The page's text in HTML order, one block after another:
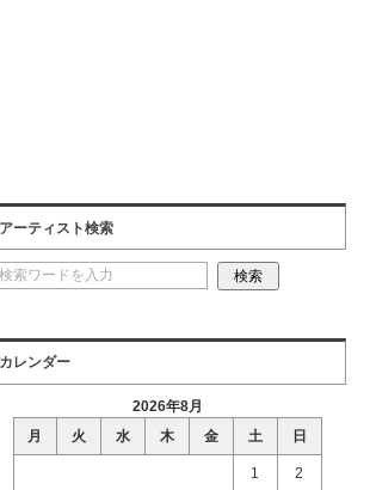
アーティスト検索
カレンダー
2026年8月
月
火 水 木 金 土 日
1 2